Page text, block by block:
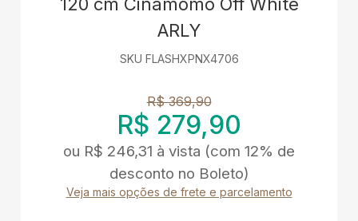
ARLY
SKU FLASHXPNX4706
R$ 369,90
R$ 279,90
ou R$ 246,31 à vista (com 12% de
desconto no Boleto)
Veja mais opções de frete e parcelamento